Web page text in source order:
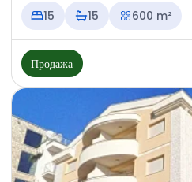
15
15 600 m²
Продажа